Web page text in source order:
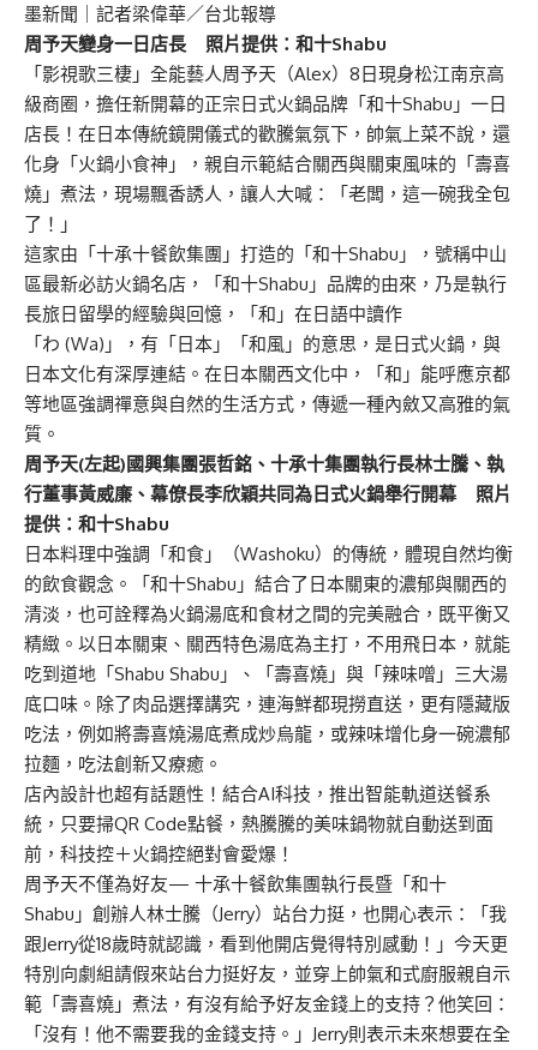
墨新聞 ｜記者梁偉華／台北報導
周予天變身一日店長 照片提供：和十Shabu
「影視歌三棲」全能藝人周予天（Alex）8日現身松江南京高
級商圈，擔任新開幕的正宗日式火鍋品牌「和十Shabu」一日
店長！在日本傳統鏡開儀式的歡騰氣氛下，帥氣上菜不說，還
化身「火鍋小食神」，親自示範結合關西與關東風味的「壽喜
燒」煮法，現場飄香誘人，讓人大喊：「老闆，這一碗我全包
了！」
這家由「十承十餐飲集團」打造的「和十Shabu」，號稱中山
區最新必訪火鍋名店，「和十Shabu」品牌的由來，乃是執行
長旅日留學的經驗與回憶，「和」在日語中讀作
「わ (Wa)」，有「日本」「和風」的意思，是日式火鍋，與
日本文化有深厚連結。在日本關西文化中，「和」能呼應京都
等地區強調禪意與自然的生活方式，傳遞一種內斂又高雅的氣
質。
周予天(左起)國興集團張哲銘、十承十集團執行長林士騰、執
行董事黃威廉、幕僚長李欣穎共同為日式火鍋舉行開幕 照片
提供：和十Shabu
日本料理中強調「和食」（Washoku）的傳統，體現自然均衡
的飲食觀念。「和十Shabu」結合了日本關東的濃郁與關西的
清淡，也可詮釋為火鍋湯底和食材之間的完美融合，既平衡又
精緻。以日本關東、關西特色湯底為主打，不用飛日本，就能
吃到道地「Shabu Shabu」、「壽喜燒」與「辣味噌」三大湯
底口味。除了肉品選擇講究，連海鮮都現撈直送，更有隱藏版
吃法，例如將壽喜燒湯底煮成炒烏龍，或辣味增化身一碗濃郁
拉麵，吃法創新又療癒。
店內設計也超有話題性！結合AI科技，推出智能軌道送餐系
統，只要掃QR Code點餐，熱騰騰的美味鍋物就自動送到面
前，科技控＋火鍋控絕對會愛爆！
周予天不僅為好友— 十承十餐飲集團執行長暨「和十
Shabu」創辦人林士騰（Jerry）站台力挺，也開心表示：「我
跟Jerry從18歲時就認識，看到他開店覺得特別感動！」今天更
特別向劇組請假來站台力挺好友，並穿上帥氣和式廚服親自示
範「壽喜燒」煮法，有沒有給予好友金錢上的支持？他笑回：
「沒有！他不需要我的金錢支持。」Jerry則表示未來想要在全